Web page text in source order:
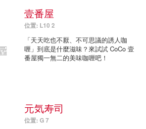
壹番屋
位置: L10 2
「天天吃也不厭、不可思議的誘人咖
喱」到底是什麼滋味？來試試 CoCo 壹
番屋獨一無二的美味咖喱吧！
元気寿司
位置: G 7